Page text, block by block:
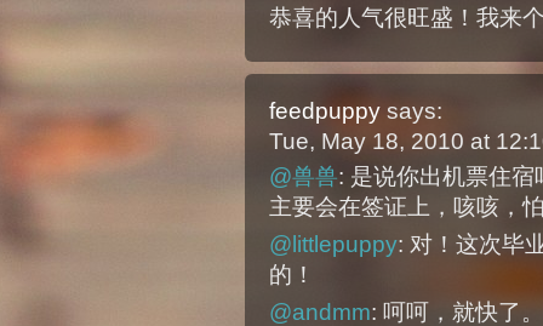
恭喜的人气很旺盛！我来
feedpuppy says:
Tue, May 18, 2010 at
@兽兽: 是说你出机票住
主要会在签证上，咳咳，
@littlepuppy: 对！这次毕
的！
@andmm: 呵呵，就快了。